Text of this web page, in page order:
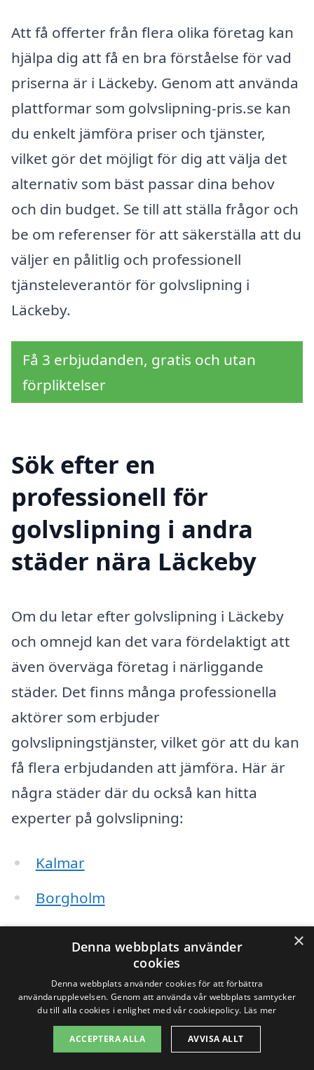
Att få offerter från flera olika företag kan
hjälpa dig att få en bra förståelse för vad
priserna är i Läckeby. Genom att använda
plattformar som golvslipning-pris.se kan
du enkelt jämföra priser och tjänster,
vilket gör det möjligt för dig att välja det
alternativ som bäst passar dina behov
och din budget. Se till att ställa frågor och
be om referenser för att säkerställa att du
väljer en pålitlig och professionell
tjänsteleverantör för golvslipning i
Läckeby.
Få 3 erbjudanden, gratis och utan
förpliktelser
Sök efter en
professionell för
golvslipning i andra
städer nära Läckeby
Om du letar efter golvslipning i Läckeby
och omnejd kan det vara fördelaktigt att
även överväga företag i närliggande
städer. Det finns många professionella
aktörer som erbjuder
golvslipningstjänster, vilket gör att du kan
få flera erbjudanden att jämföra. Här är
några städer där du också kan hitta
experter på golvslipning:
Kalmar
Borgholm
Lindsdal
Fågelmara
Nybro
×
Denna webbplats använder
cookies
Denna webbplats använder cookies för att förbättra
användarupplevelsen. Genom att använda vår webbplats samtycker
du till alla cookies i enlighet med vår cookiepolicy. Läs mer
ACCEPTERA ALLA AVVISA ALLT